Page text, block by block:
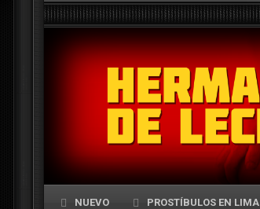
NUEVO PROSTÍBULOS EN LIMA